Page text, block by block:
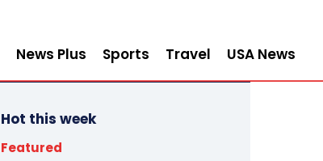
News Plus Sports Travel USA News
Hot this week
Featured